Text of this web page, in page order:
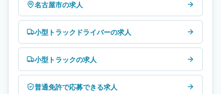
名古屋市の求人
小型トラックドライバーの求人
小型トラックの求人
普通免許で応募できる求人